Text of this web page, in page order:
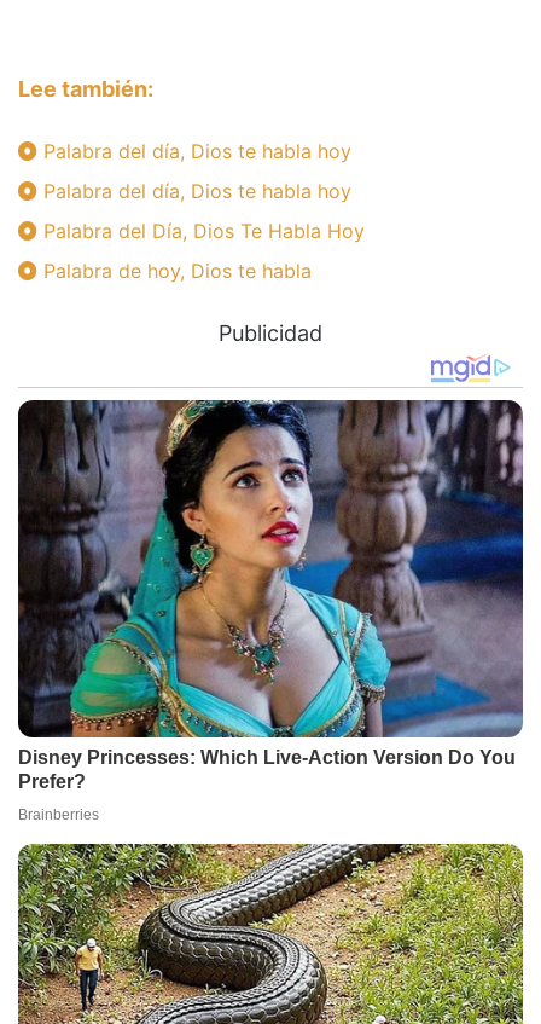
Lee también:
Palabra del día, Dios te habla hoy
Palabra del día, Dios te habla hoy
Palabra del Día, Dios Te Habla Hoy
Palabra de hoy, Dios te habla
Publicidad